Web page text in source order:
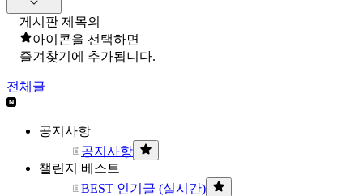
게시판 제목의
아이콘을 선택하면
즐겨찾기에 추가됩니다.
전체글
공지사항
공지사항
챌린지 베스트
BEST 인기글 (실시간)